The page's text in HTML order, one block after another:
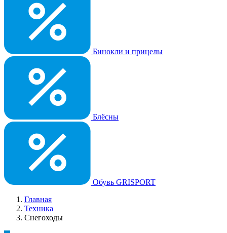
Бинокли и прицелы
Блёсны
Обувь GRISPORT
Главная
Техника
Снегоходы